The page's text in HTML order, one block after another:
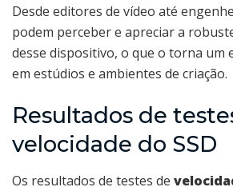
Desde editores de vídeo até
podem perceber e apreciar a
desse dispositivo, o que o torna um
em estúdios e ambientes de criação.
Resultados de
velocidade do SSD
Os resultados de testes de